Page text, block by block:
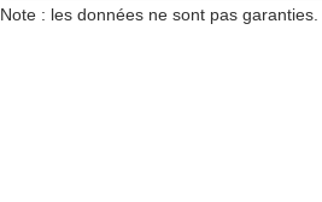
Note : les données ne sont pas